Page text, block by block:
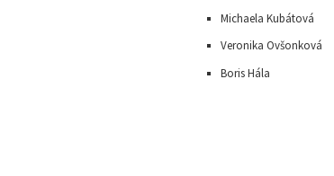
Michaela Kubátová
Veronika Ovšonková
Boris Hála